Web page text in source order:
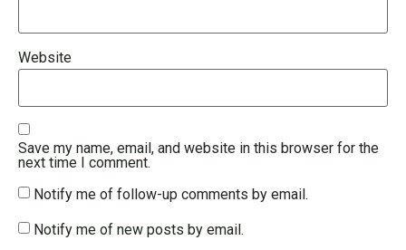
Website
Save my name, email, and website in this browser for the
next time I comment.
Notify me of follow-up comments by email.
Notify me of new posts by email.